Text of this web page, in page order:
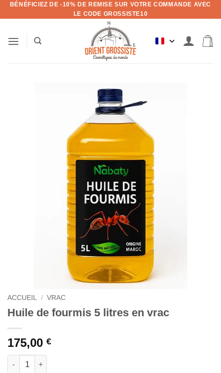
Aller
au
BÉNÉFICIEZ DE -10% DE REMISE SUR VOTRE COMMANDE AVEC
LE CODE GROSSISTE10
ACCUEIL / VRAC
Huile de fourmis 5 litres en vrac
175,00 €
quantité de Huile de fourmis 5 litres en vrac